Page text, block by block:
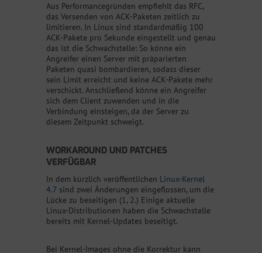
Aus Performancegründen empfiehlt das RFC,
das Versenden von ACK-Paketen zeitlich zu
limitieren. In Linux sind standardmäßig 100
ACK-Pakete pro Sekunde eingestellt und genau
das ist die Schwachstelle: So könne ein
Angreifer einen Server mit präparierten
Paketen quasi bombardieren, sodass dieser
sein Limit erreicht und keine ACK-Pakete mehr
verschickt. Anschließend könne ein Angreifer
sich dem Client zuwenden und in die
Verbindung einsteigen, da der Server zu
diesem Zeitpunkt schweigt.
WORKAROUND UND PATCHES
VERFÜGBAR
In dem kürzlich veröffentlichen Linux-Kernel
4.7 sind zwei Änderungen eingeflossen, um die
Lücke zu beseitigen (1, 2.) Einige aktuelle
Linux-Distributionen haben die Schwachstelle
bereits mit Kernel-Updates beseitigt.
Bei Kernel-Images ohne die Korrektur kann